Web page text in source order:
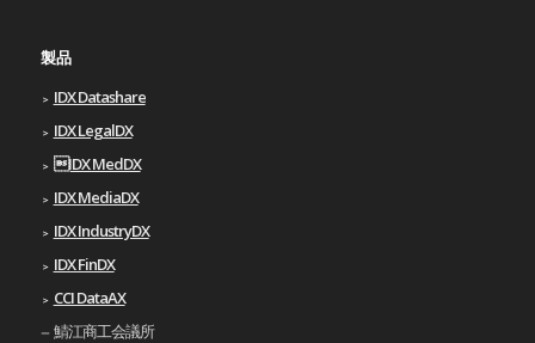
製品
IDX Datashare
IDX LegalDX
IDX MedDX
IDX MediaDX
IDX IndustryDX
IDX FinDX
CCI DataAX
鯖江商工会議所